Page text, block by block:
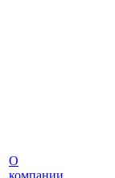
О
компании